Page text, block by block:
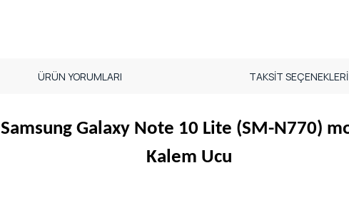
ÜRÜN YORUMLARI TAKSİT SEÇENEKLERİ
Samsung Galaxy Note 10 Lite (SM-N770)
Kalem Ucu